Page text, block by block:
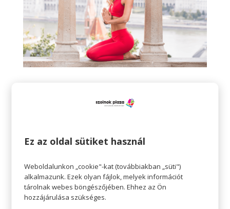
órás Hatha Jógaoktató Diplomáját a
sikeresen elvégzett. Stílusa talán pont attól
egyedi, hogy óráin néha vegyíti is a
Nemrégiben pedig elindított egy hiánypótló
programot: Jóga amatőr és profi
sportolóknak, ahol specifikus témakörökben,
Ez az oldal sütiket használ
Weboldalunkon „cookie"-kat (továbbiakban „süti")
alkalmazunk. Ezek olyan fájlok, melyek információt
tárolnak webes böngészőjében. Ehhez az Ön
hozzájárulása szükséges.